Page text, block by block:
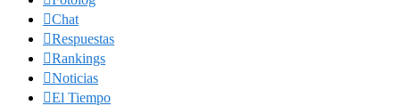
Chat
Respuestas
Rankings
Noticias
El Tiempo